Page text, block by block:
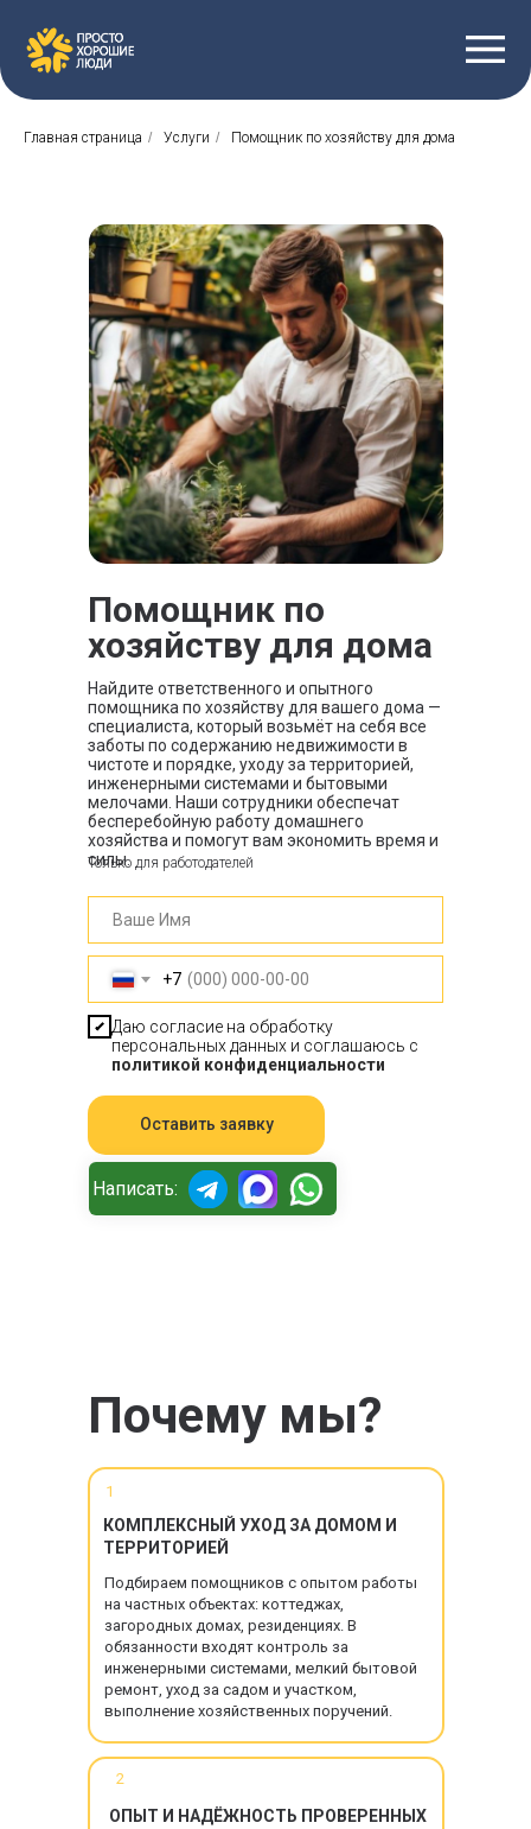
Главная страница / Услуги / Помощник по хозяйству для дома
+7
Даю согласие на обработку
персональных данных и соглашаюсь с
политикой конфиденциальности
Оставить заявку
Только для работодателей
Помощник по
хозяйству для дома
Найдите ответственного и опытного
помощника по хозяйству для вашего дома —
специалиста, который возьмёт на себя все
заботы по содержанию недвижимости в
чистоте и порядке, уходу за территорией,
инженерными системами и бытовыми
мелочами. Наши сотрудники обеспечат
бесперебойную работу домашнего
хозяйства и помогут вам экономить время и
силы.
Написать:
Почему мы?
1
2
КОМПЛЕКСНЫЙ УХОД ЗА ДОМОМ И
ТЕРРИТОРИЕЙ
Подбираем помощников с опытом работы
на частных объектах: коттеджах,
загородных домах, резиденциях. В
обязанности входят контроль за
инженерными системами, мелкий бытовой
ремонт, уход за садом и участком,
выполнение хозяйственных поручений.
ОПЫТ И НАДЁЖНОСТЬ ПРОВЕРЕННЫХ